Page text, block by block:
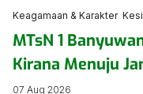
Keagamaan & Karakter
MTsN 1
Kirana Menuju
Cibubur
07 Aug 2026